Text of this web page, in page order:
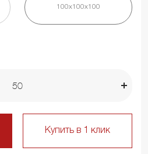
100х100х100
Купить в 1 клик